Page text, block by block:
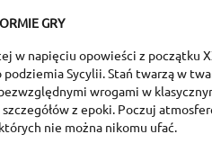
Add to
add_circle_outline Create
Wishlist
You need
GRY
w napięciu opowieści z początku
Sycylii. Stań twarzą w
wrogami w
z epoki. Poczuj
nie można nikomu ufać.